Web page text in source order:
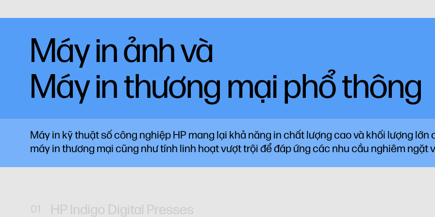
Máy in ảnh và
Máy in thương mại phổ thông
Máy in kỹ thuật số công nghiệp HP mang lại khả năng in chất lượng cao và khối lượng
máy in thương mại cũng như tính linh hoạt vượt trội để đáp ứng các nhu cầu nghiêm ngặt
HP Indigo Digital Presses